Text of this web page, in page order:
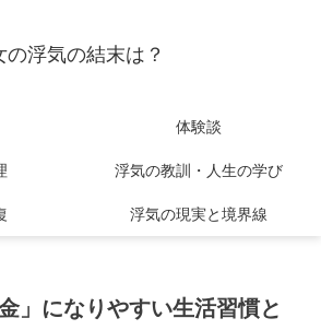
の浮気の結末は？
体験談
浮気の教訓・人生の学び
浮気の現実と境界線
」になりやすい生活習慣と